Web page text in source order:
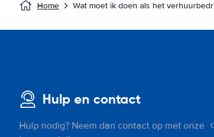
Home Wat moet ik doen als het
Hulp en contact
Hulp nodig? Neem dan contact op met onze